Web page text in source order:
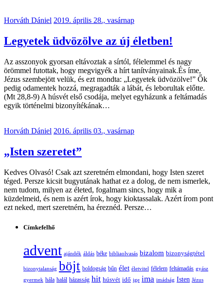
Horváth Dániel 2019. április 28., vasárnap
Legyetek üdvözölve az új életben!
Az asszonyok gyorsan eltávoztak a sírtól, félelemmel és nagy
örömmel futottak, hogy megvigyék a hírt tanítványainak.És íme,
Jézus szembejött velük, és ezt mondta: „Legyetek üdvözölve!” Ők
pedig odamentek hozzá, megragadták a lábát, és leborultak előtte.
(Mt 28,8-9) A húsvét első csodája, melyet egyházunk a feltámadás
egyik történelmi bizonyítékának…
Horváth Dániel 2016. április 03., vasárnap
„Isten szeretet”
Kedves Olvasó! Csak azt szeretném elmondani, hogy Isten szeret
téged. Persze kicsit bugyutának hathat ez a dolog, de nem ismerlek,
nem tudom, milyen az életed, fogalmam sincs, hogy mik a
küzdelmeid, és nem is azért írok, hogy kioktassalak. Azért írom pont
ezt neked, mert szeretném, ha éreznéd. Persze…
Címkefelhő
advent ajándék áldás béke bibliaolvasás bizalom bizonyságtétel
bizonytalanság böjt boldogság bűn élet életvitel félelem feltámadás gyász
gyermek hála halál házasság hit húsvét idő ige ima imádság Isten Jézus